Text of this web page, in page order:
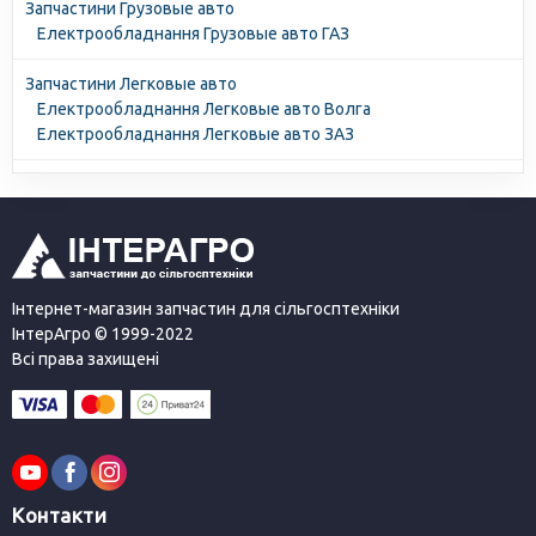
Запчастини Грузовые авто
Електрообладнання Грузовые авто ГАЗ
Запчастини Легковые авто
Електрообладнання Легковые авто Волга
Електрообладнання Легковые авто ЗАЗ
Інтернет-магазин запчастин для сільгосптехніки
ІнтерАгро © 1999-2022
Всі права захищені
Контакти